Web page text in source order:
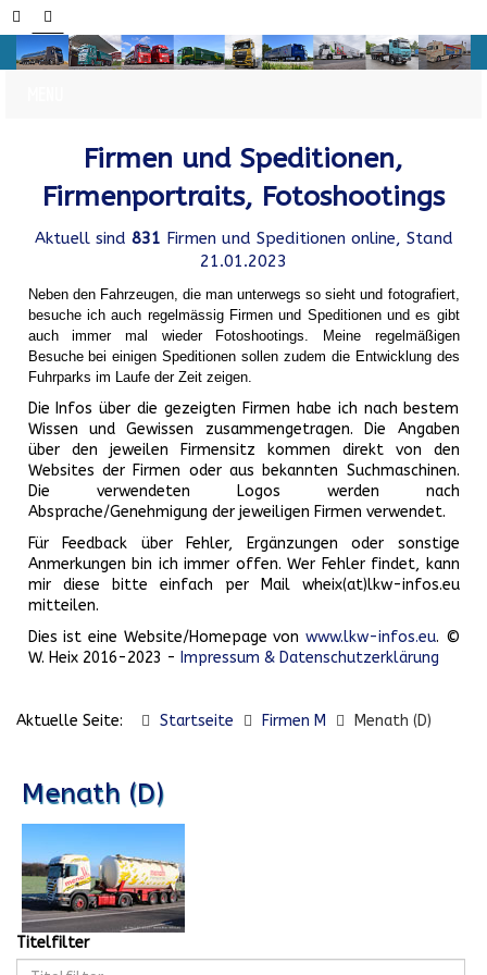
Firmen und Speditionen,
Firmenportraits, Fotoshootings
Aktuell sind 831 Firmen und Speditionen online, Stand
21.01.2023
Neben den Fahrzeugen, die man unterwegs so sieht und fotografiert,
besuche ich auch regelmässig Firmen und Speditionen und es gibt
auch immer mal wieder Fotoshootings.
Meine regelmäßigen
Besuche bei einigen Speditionen sollen zudem die Entwicklung des
Fuhrparks im Laufe der Zeit zeigen.
Die Infos über die gezeigten Firmen habe ich nach bestem
Wissen und Gewissen zusammengetragen. Die Angaben
über den jeweilen Firmensitz kommen direkt von den
Websites der Firmen oder aus bekannten Suchmaschinen.
Die verwendeten Logos werden nach
Absprache/Genehmigung der jeweiligen Firmen verwendet.
Für Feedback über Fehler, Ergänzungen oder sonstige
Anmerkungen bin ich immer offen. Wer Fehler findet, kann
mir diese bitte einfach per Mail wheix(at)lkw-infos.eu
mitteilen.
Dies ist eine Website/Homepage von www.lkw-infos.eu. ©
W. Heix 2016-2023 - Impressum & Datenschutzerklärung
Aktuelle Seite: Startseite Firmen M Menath (D)
Menath (D)
Titelfilter